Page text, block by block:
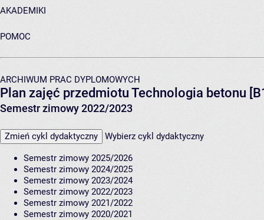
AKADEMIKI
POMOC
ARCHIWUM PRAC DYPLOMOWYCH
Plan zajęć przedmiotu Technologia betonu
Semestr zimowy 2022/2023
Zmień cykl dydaktyczny Wybierz cykl dydaktyczny
Semestr zimowy 2025/2026
Semestr zimowy 2024/2025
Semestr zimowy 2023/2024
Semestr zimowy 2022/2023
Semestr zimowy 2021/2022
Semestr zimowy 2020/2021